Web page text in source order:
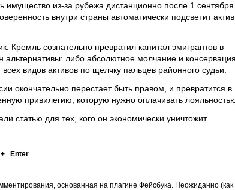
из-за рубежа дистанционно после 1 сентября
внутри страны автоматически подсветит актив
Кремль сознательно превратил капитал эмигрантов в
либо абсолютное молчание и консервация
видов активов по щелчку пальцев районного судьи.
окончательно перестает быть правом, и превратится в
привилегию, которую нужно оплачивать
статью для тех, кого он экономически уничтожит.
+ Enter
основанная на плагине Фейсбука. Неожиданно (как